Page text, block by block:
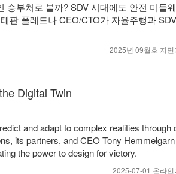
승부처로 볼까? SDV 시대에도 안전 미들
판 폴레드나 CEO/CTO가 자율주행과
2025년 09월호 지면
Digital Twin
and adapt to complex realities through
its partners, and CEO Tony
the power to design for victory.
2025-07-01 온라인